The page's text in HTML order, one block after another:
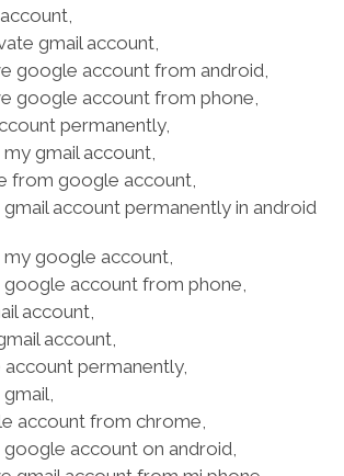
gmail account,
google account from android,
google account from phone,
permanently,
gmail account,
from google account,
account permanently in android
google account,
account from phone,
account,
account,
permanently,
account from chrome,
account on android,